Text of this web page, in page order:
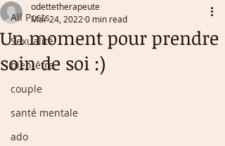
All Posts
Sexualité
bien-être
couple
santé mentale
ado
Un moment pour prendre
soin de soi :)
odettetherapeute
Mar 24, 2022 0 min read